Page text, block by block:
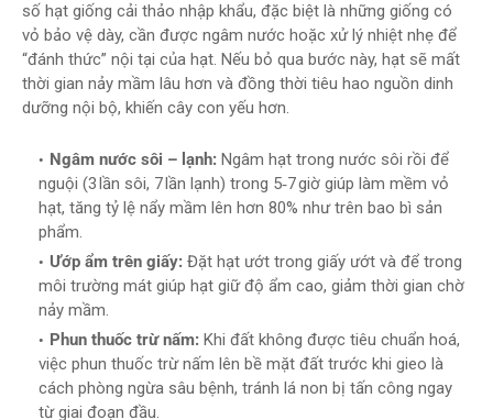
số hạt giống cải thảo nhập khẩu, đặc biệt là những giống có
vỏ bảo vệ dày, cần được ngâm nước hoặc xử lý nhiệt nhẹ để
“đánh thức” nội tại của hạt. Nếu bỏ qua bước này, hạt sẽ mất
thời gian nảy mầm lâu hơn và đồng thời tiêu hao nguồn dinh
dưỡng nội bộ, khiến cây con yếu hơn.
Ngâm nước sôi – lạnh: Ngâm hạt trong nước sôi rồi để
nguội (3 lần sôi, 7 lần lạnh) trong 5‑7 giờ giúp làm mềm vỏ
hạt, tăng tỷ lệ nẩy mầm lên hơn 80% như trên bao bì sản
phẩm.
Ướp ẩm trên giấy: Đặt hạt ướt trong giấy ướt và để trong
môi trường mát giúp hạt giữ độ ẩm cao, giảm thời gian chờ
nảy mầm.
Phun thuốc trừ nấm: Khi đất không được tiêu chuẩn hoá,
việc phun thuốc trừ nấm lên bề mặt đất trước khi gieo là
cách phòng ngừa sâu bệnh, tránh lá non bị tấn công ngay
từ giai đoạn đầu.